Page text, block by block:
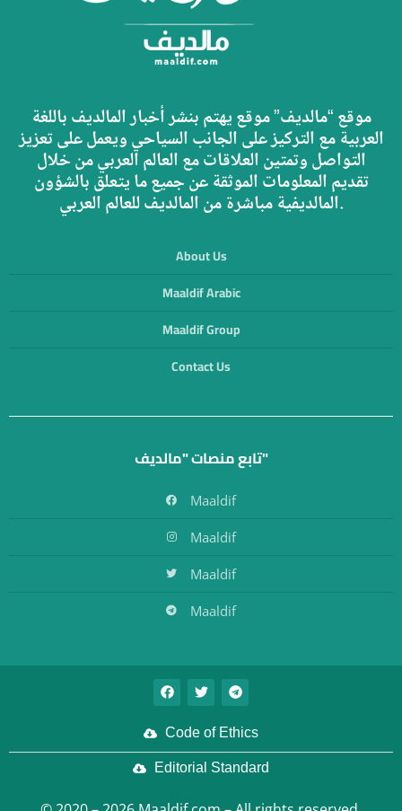
موقع “مالديف” موقع يهتم بنشر أخبار المالديف باللغة
العربية مع التركيز على الجانب السياحي ويعمل على تعزيز
التواصل وتمتين العلاقات مع العالم العربي من خلال
تقديم المعلومات الموثقة عن جميع ما يتعلق بالشؤون
المالديفية مباشرة من المالديف للعالم العربي.
About Us
Maaldif Arabic
Maaldif Group
Contact Us
تابع منصات "مالديف"
Maaldif
Maaldif
Maaldif
Maaldif
Code of Ethics
Editorial Standard